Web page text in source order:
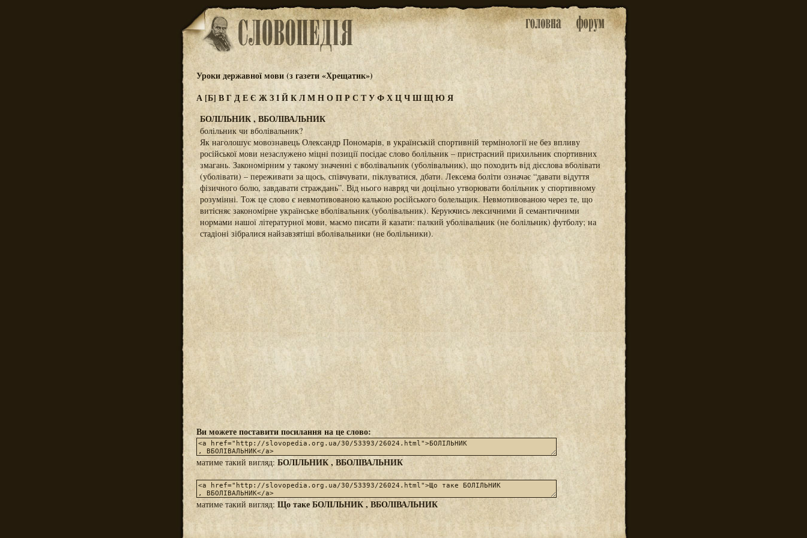
Уроки державної мови (з газети «Хрещатик»)
А [Б] ВГ ДЕЄ ЖЗІЙКЛМНОПРСТУФХЦЧШЩЮЯ
БОЛІЛЬНИК , ВБОЛІВАЛЬНИК
болільник чи вболівальник?
Як наголошує мовознавець Олександр Пономарів, в українській спортивній термінології не без впливу
російської мови незаслужено міцні позиції посідає слово болільник – пристрасний прихильник спортивних
змагань. Закономірним у такому значенні є вболівальник (уболівальник), що походить від дієслова вболівати
(уболівати) – переживати за щось, співчувати, піклуватися, дбати. Лексема боліти означає “давати відуття
фізичного болю, завдавати страждань”. Від нього навряд чи доцільно утворювати болільник у спортивному
розумінні. Тож це слово є невмотивованою калькою російського болельщик. Невмотивованою через те, що
витісняє закономірне українське вболівальник (уболівальник). Керуючись лексичними й семантичними
нормами нашої літературної мови, маємо писати й казати: палкий уболівальник (не болільник) футболу; на
стадіоні зібралися найзавзятіші вболівальники (не болільники).
Ви можете поставити посилання на це слово:
матиме такий вигляд: БОЛІЛЬНИК , ВБОЛІВАЛЬНИК
матиме такий вигляд: Що таке БОЛІЛЬНИК , ВБОЛІВАЛЬНИК